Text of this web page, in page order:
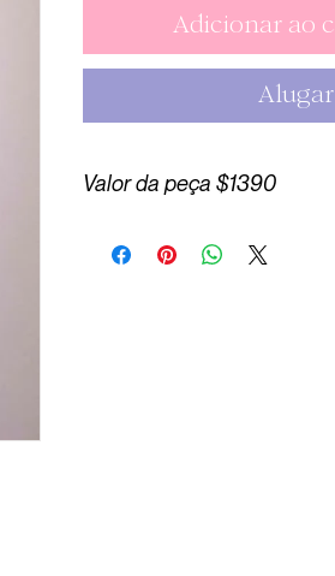
Adicionar ao
Alugar
Valor da peça $1390